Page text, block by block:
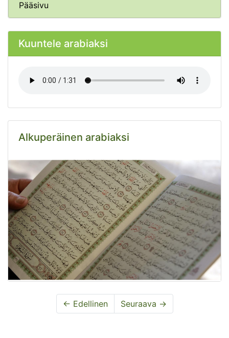
Pääsivu
Kuuntele arabiaksi
Alkuperäinen arabiaksi
← Edellinen Seuraava →